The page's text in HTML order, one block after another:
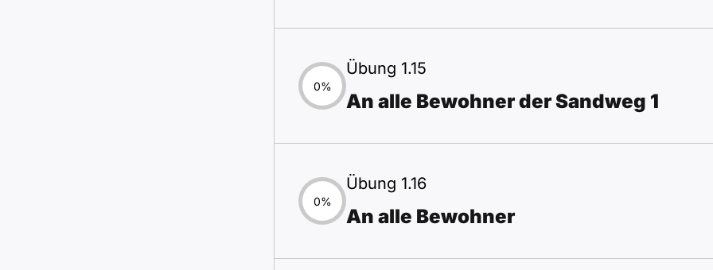
0%
Übung 1.15
An alle Bewohner der Sandweg 1
0%
Übung 1.16
An alle Bewohner